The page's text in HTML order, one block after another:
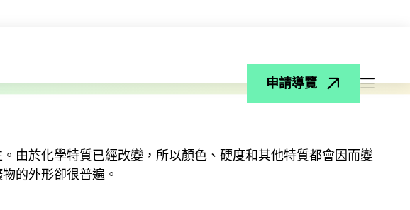
申請導覽
由於化學特質已經改變，所以顏色、硬度和其他特質都會因而變
的外形卻很普遍。